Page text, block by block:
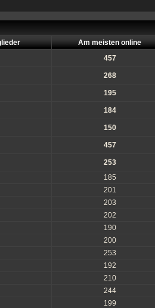
Am meisten online
457
268
195
184
150
457
253
185
201
203
202
190
200
253
192
210
244
199